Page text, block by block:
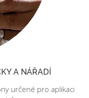
A NÁŘADÍ
určené pro aplikaci